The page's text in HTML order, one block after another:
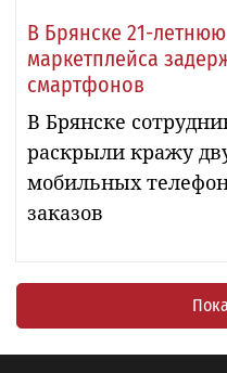
В Брянске 21-
маркетплейса
смартфонов
В Брянске
раскрыли кражу
мобильных
заказов